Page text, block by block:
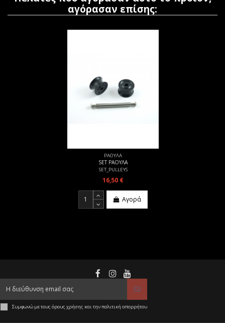
αγόρασαν επίσης:
ΡΑΟΥΛΑ
SET ΡΑΟΥΛΑ
SET_PULLEYS
16,50 €
Αγορά
Συμφωνώ με τους όρους χρήσης και την πολιτική απορρήτου